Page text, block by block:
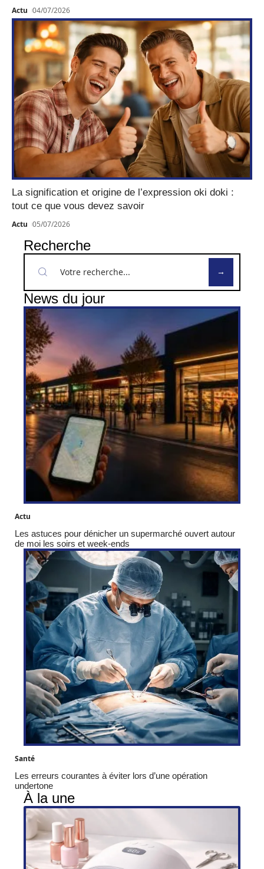
Actu 04/07/2026
La signification et origine de l’expression oki doki :
tout ce que vous devez savoir
Actu 05/07/2026
Recherche
News du jour
Actu
Les astuces pour dénicher un supermarché ouvert autour
de moi les soirs et week-ends
Santé
Les erreurs courantes à éviter lors d’une opération
undertone
À la une